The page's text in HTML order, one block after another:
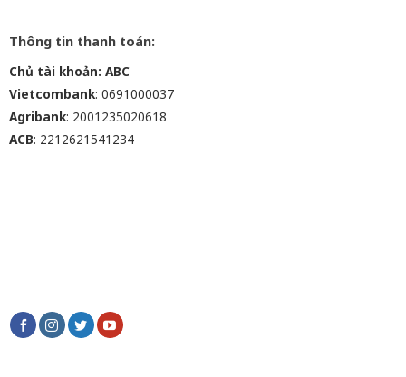
Thông tin thanh toán:
Chủ tài khoản: ABC
Vietcombank: 0691000037
Agribank: 2001235020618
ACB: 2212621541234